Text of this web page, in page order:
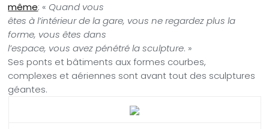
même: « Quand vous
êtes à l’intérieur de la gare, vous ne regardez plus la
forme, vous êtes dans
l’espace, vous avez pénétré la sculpture. »
Ses ponts et bâtiments aux formes courbes,
complexes et aériennes sont avant tout des sculptures
géantes.